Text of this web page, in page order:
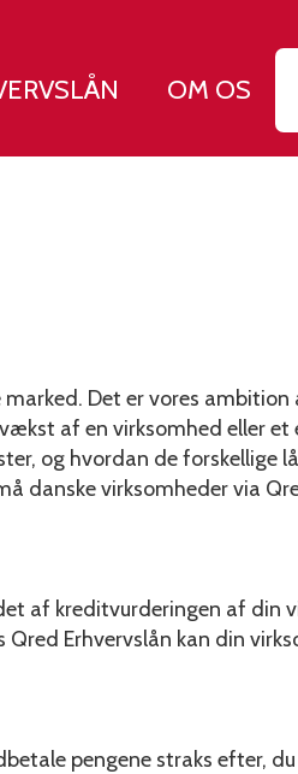
OM OS
Det er vores ambition
af en virksomhed eller et
og hvordan de forskellige
danske virksomheder via
af kreditvurderingen af din
Erhvervslån kan din
pengene straks efter,